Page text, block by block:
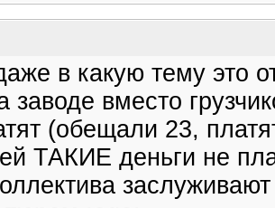
в какую тему это
заводе вместо
(обещали 23,
ТАКИЕ деньги не